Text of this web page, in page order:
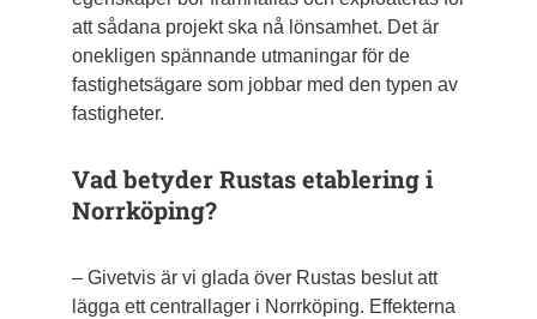
att sådana projekt ska nå lönsamhet. Det är
onekligen spännande utmaningar för de
fastighets­ägare som jobbar med den typen av
fastigheter.
Vad betyder Rustas etablering i
Norr­köping?
– Givetvis är vi glada över Rustas beslut att
lägga ett centrallager i Norrköping. Effekterna